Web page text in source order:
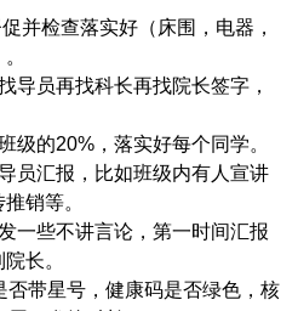
并检查落实好（床围，电器，
导员再找科长再找院长签字，
级的20%，落实好每个同学。
员汇报，比如班级内有人宣讲
销等。
一些不讲言论，第一时间汇报
长。
否带星号，健康码是否绿色，核